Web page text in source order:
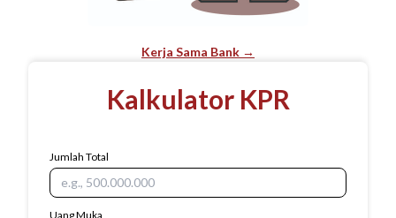
Kerja Sama Bank →
Kalkulator KPR
Jumlah Total
Uang Muka